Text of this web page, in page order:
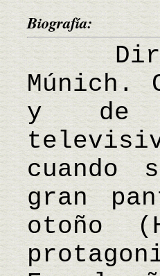
Biografía:
Múnich.
y de
cuando
gran
otoño